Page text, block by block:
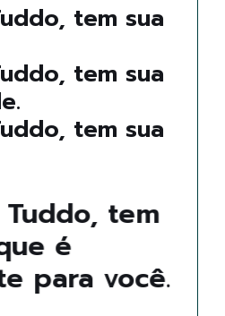
tem sua
tem sua
tem sua
tem
é
para você.